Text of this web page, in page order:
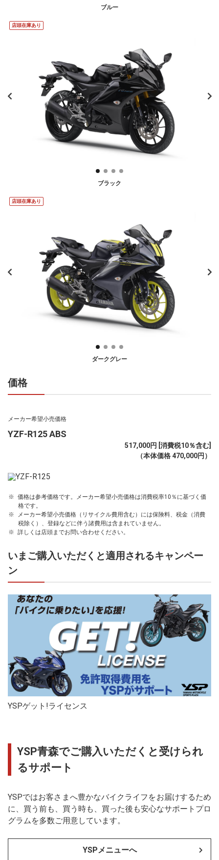
ブルー
店頭在庫あり
ブラック
店頭在庫あり
ダークグレー
価格
メーカー希望小売価格
YZF-R125 ABS
517,000円 [消費税10％含む]
（本体価格 470,000円）
価格は参考価格です。メーカー希望小売価格は消費税率10％に基づく価
格です。
メーカー希望小売価格（リサイクル費用含む）には保険料、税金（消費
税除く）、登録などに伴う諸費用は含まれていません。
詳しくは店頭までお問い合わせください。
いまご購入いただくと適用されるキャンペー
ン
YSPゲット!ライセンス
YSP青森でご購入いただくと受けられ
るサポート
YSPではお客さまへ豊かなバイクライフをお届けするため
に、買う前も、買う時も、買った後も安心なサポートプロ
グラムを多数ご用意しています。
YSPメニューへ